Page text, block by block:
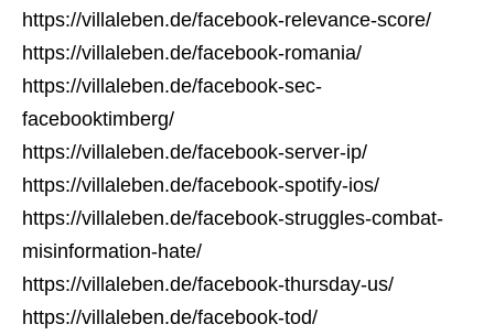
https://villaleben.de/facebook-relevance-score/
https://villaleben.de/facebook-romania/
https://villaleben.de/facebook-sec-
facebooktimberg/
https://villaleben.de/facebook-server-ip/
https://villaleben.de/facebook-spotify-ios/
https://villaleben.de/facebook-struggles-combat-
misinformation-hate/
https://villaleben.de/facebook-thursday-us/
https://villaleben.de/facebook-tod/